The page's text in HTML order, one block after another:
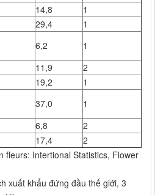
14,8
1
29,4
1
6,2
1
11,9
2
19,2
1
37,0
1
6,8
2
17,4
2
fleurs: Intertional Statistics, Flower
xuất khẩu đứng đầu thế giới, 3